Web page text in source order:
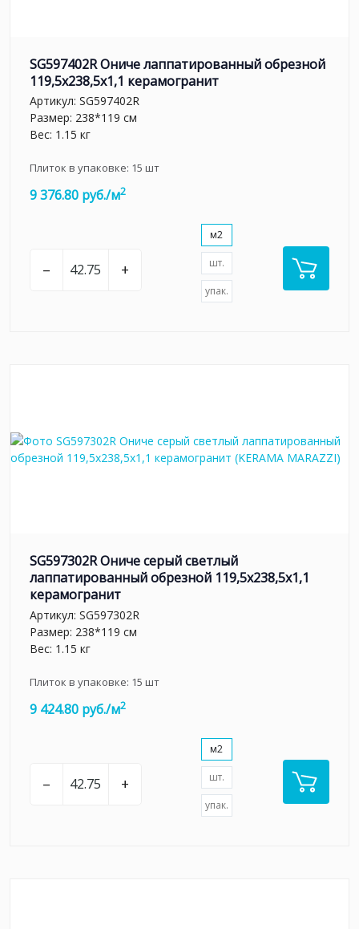
SG597402R Ониче лаппатированный обрезной
119,5x238,5x1,1 керамогранит
Артикул: SG597402R
Размер: 238*119 см
Вес: 1.15 кг
Плиток в упаковке: 15 шт
9 376.80 руб./м2
– +
м2
шт.
упак.
SG597302R Ониче серый светлый
лаппатированный обрезной 119,5x238,5x1,1
керамогранит
Артикул: SG597302R
Размер: 238*119 см
Вес: 1.15 кг
Плиток в упаковке: 15 шт
9 424.80 руб./м2
– +
м2
шт.
упак.